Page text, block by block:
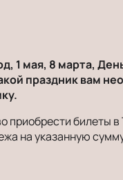
1 мая, 8 марта,
праздник вам
билеты
на указанную